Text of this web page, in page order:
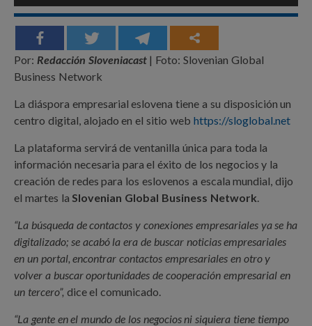
Por: Redacción Sloveniacast| Foto: Slovenian Global
Business Network
La diáspora empresarial eslovena tiene a su disposición un
centro digital, alojado en el sitio web https://sloglobal.net
La plataforma servirá de ventanilla única para toda la
información necesaria para el éxito de los negocios y la
creación de redes para los eslovenos a escala mundial, dijo
el martes laSlovenian Global Business Network.
“La búsqueda de contactos y conexiones empresariales ya se ha
digitalizado; se acabó la era de buscar noticias empresariales
en un portal, encontrar contactos empresariales en otro y
volver a buscar oportunidades de cooperación empresarial en
un tercero”, dice el comunicado.
“La gente en el mundo de los negocios ni siquiera tiene tiempo